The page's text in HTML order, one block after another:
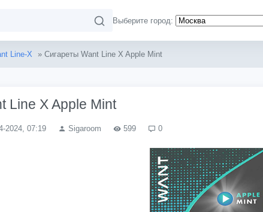
Выберите город:
Line-X » Сигареты Want Line X Apple Mint
Line X Apple Mint
2024, 07:19 Sigaroom 599 0